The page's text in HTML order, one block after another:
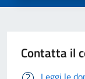
Contatta il